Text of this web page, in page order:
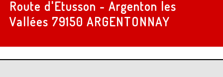
Route d'Etusson - Argenton les
Vallées 79150 ARGENTONNAY